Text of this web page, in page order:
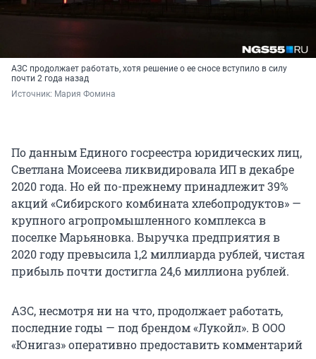
АЗС продолжает работать, хотя решение о ее сносе вступило в силу
почти 2 года назад
Источник: Мария Фомина
По данным Единого госреестра юридических лиц,
Светлана Моисеева ликвидировала ИП в декабре
2020 года. Но ей по-прежнему принадлежит 39%
акций «Сибирского комбината хлебопродуктов» —
крупного агропромышленного комплекса в
поселке Марьяновка. Выручка предприятия в
2020 году превысила 1,2 миллиарда рублей, чистая
прибыль почти достигла 24,6 миллиона рублей.
АЗС, несмотря ни на что, продолжает работать,
последние годы — под брендом «Лукойл». В ООО
«Юнигаз» оперативно предоставить комментарий